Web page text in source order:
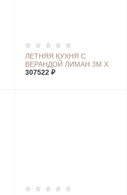
ЛЕТНЯЯ КУХНЯ С
ВЕРАНДОЙ ЛИМАН 3М Х
6М
307522 ₽